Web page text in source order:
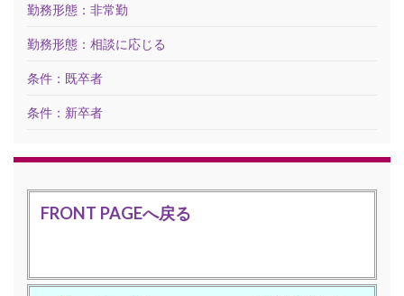
勤務形態：非常勤
勤務形態：相談に応じる
条件：既卒者
条件：新卒者
FRONT PAGEへ戻る